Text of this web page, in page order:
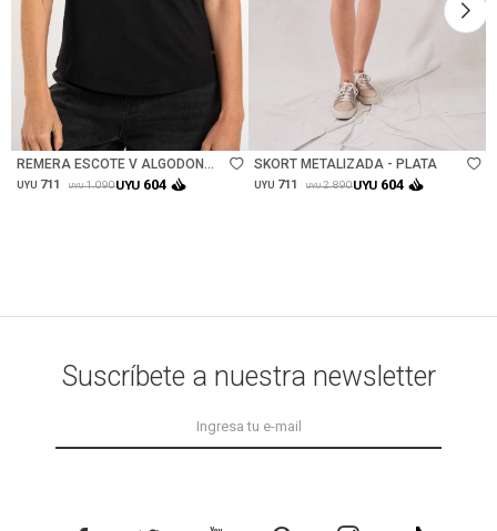
Talle
REMERA ESCOTE V ALGODON
PEINADO - NEGRO
UYU 711 UYU 1.090UYU 604
SKORT METALIZADA - PLATA
UYU 711 UYU 2.890UYU 604
Suscríbete a nuestra newsletter